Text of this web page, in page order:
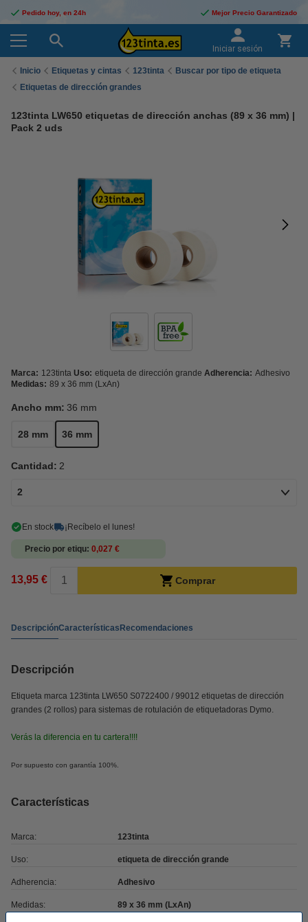
Pedido hoy, en 24h Mejor Precio Garantizado
Iniciar sesión
Inicio Etiquetas y cintas 123tinta
Buscar por tipo de etiqueta
Etiquetas de dirección grandes
123tinta LW650 etiquetas de dirección anchas (89 x 36 mm) |
Pack 2 uds
Marca: 123tinta Uso: etiqueta de dirección grande Adherencia: Adhesivo
Medidas: 89 x 36 mm (LxAn)
Ancho mm: 36 mm
28 mm 36 mm
Cantidad: 2
2
En stock ¡Recíbelo el lunes!
Precio por etiqu 0,027 €
13,95 € Comprar
DescripciónCaracterísticasRecomendaciones
Descripción
Etiqueta marca 123tinta LW650 S0722400 / 99012 etiquetas de dirección
grandes (2 rollos) para sistemas de rotulación de etiquetadoras Dymo.
Verás la diferencia en tu cartera!!!!
Por supuesto con garantía 100%.
Características
Marca: 123tinta
Uso: etiqueta de dirección grande
Adherencia: Adhesivo
Medidas: 89 x 36 mm (LxAn)